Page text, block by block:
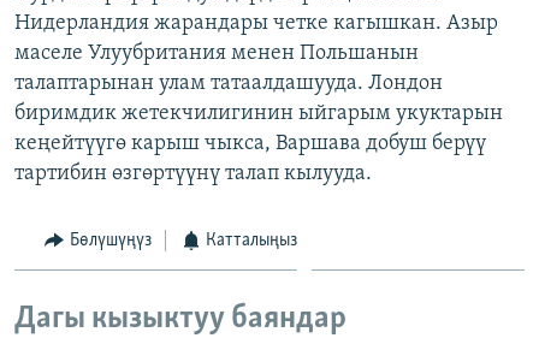
ЭЕ/АРнун бардык сайттары
Нидерландия жарандары четке кагышкан. Азыр
маселе Улуубритания менен Польшанын
талаптарынан улам татаалдашууда. Лондон
биримдик жетекчилигинин ыйгарым укуктарын
кеңейтүүгө карыш чыкса, Варшава добуш берүү
тартибин өзгөртүүнү талап кылууда.
Бөлүшүңүз Катталыңыз
Дагы кызыктуу баяндар